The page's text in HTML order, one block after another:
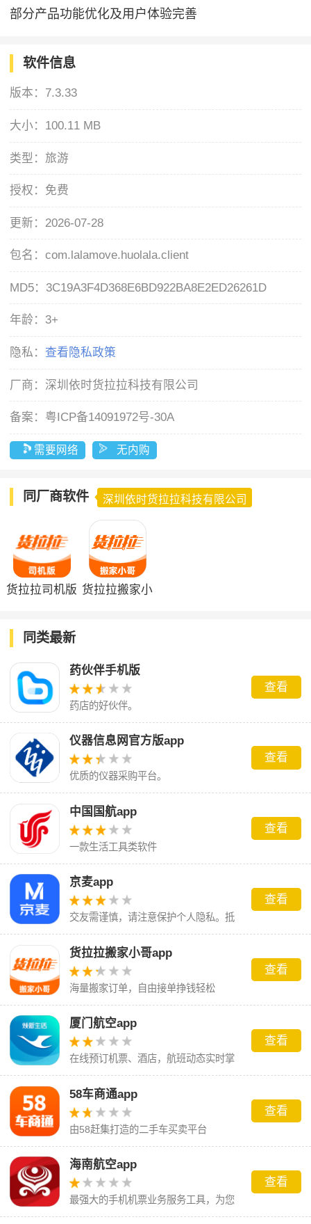
部分产品功能优化及用户体验完善
软件信息
版本： 7.3.33
大小： 100.11 MB
类型： 旅游
授权： 免费
更新： 2026-07-28
包名：com.lalamove.huolala.client
MD5： 3C19A3F4D368E6BD922BA8E2ED26261D
年龄： 3+
隐私： 查看隐私政策
厂商： 深圳依时货拉拉科技有限公司
备案： 粤ICP备14091972号-30A
需要网络 无内购
同厂商软件 深圳依时货拉拉科技有限公司
货拉拉司机版 货拉拉搬家小
同类最新
药伙伴手机版
药店的好伙伴。
查看
仪器信息网官方版app
优质的仪器采购平台。
查看
中国国航app
一款生活工具类软件
查看
京麦app
交友需谨慎，请注意保护个人隐私。抵
制粗俗语言，共创文明网络环境。
查看
货拉拉搬家小哥app
海量搬家订单，自由接单挣钱轻松
查看
厦门航空app
在线预订机票、酒店，航班动态实时掌
握，轻松出行
查看
58车商通app
由58赶集打造的二手车买卖平台
查看
海南航空app
最强大的手机机票业务服务工具，为您
提供最优秀的体验！
查看